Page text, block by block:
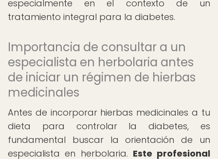
especialmente en el contexto de un
tratamiento integral para la diabetes.
Importancia de consultar a un
especialista en herbolaria antes
de iniciar un régimen de hierbas
medicinales
Antes de incorporar hierbas medicinales a tu
dieta para controlar la diabetes, es
fundamental buscar la orientación de un
especialista en herbolaria. Este profesional